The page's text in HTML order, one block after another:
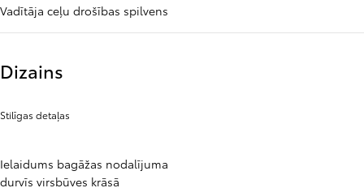
Vadītāja ceļu drošības spilvens
Dizains
Stilīgas detaļas
Ielaidums bagāžas nodalījuma
durvīs virsbūves krāsā